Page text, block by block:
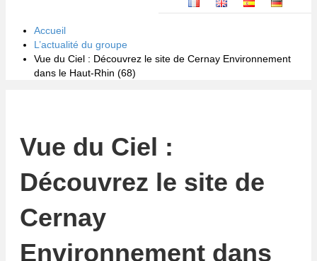
Accueil
L’actualité du groupe
Vue du Ciel : Découvrez le site de Cernay Environnement
dans le Haut-Rhin (68)
Vue du Ciel :
Découvrez le site de
Cernay
Environnement dans